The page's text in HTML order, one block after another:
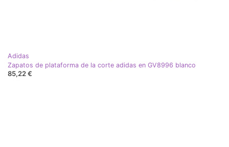
Adidas
Zapatos de plataforma de la corte adidas en GV8996 blanco
85,22 €